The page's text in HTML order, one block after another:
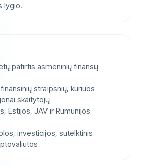
lygio.
patirtis asmeninių finansų
straipsnių, kuriuos
skaitytojų
Estijos, JAV ir Rumunijos
investicijos, sutelktinis